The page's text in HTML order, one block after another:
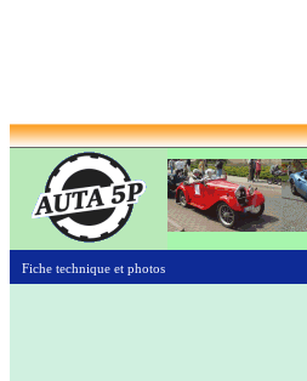
Fiche technique et photos